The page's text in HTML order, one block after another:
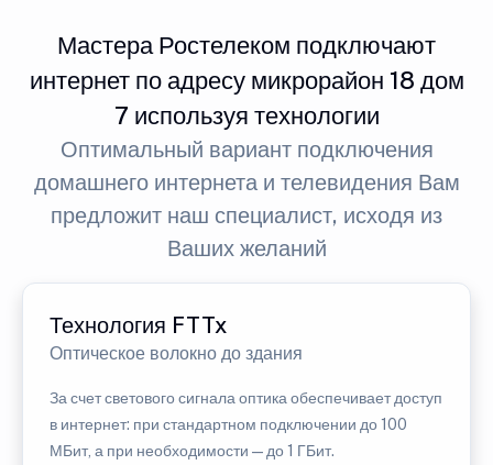
Мастера Ростелеком подключают
интернет по адресу микрорайон 18 дом
7 используя технологии
Оптимальный вариант подключения
домашнего интернета и телевидения Вам
предложит наш специалист, исходя из
Ваших желаний
Технология FTTx
Оптическое волокно до здания
За счет светового сигнала оптика обеспечивает доступ
в интернет: при стандартном подключении до 100
МБит, а при необходимости — до 1 ГБит.